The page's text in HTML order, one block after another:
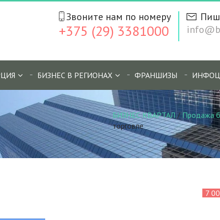
Звоните нам по номеру
+375 (29) 3381000
БИЗНЕС В РЕГИОНАХ ФРАНШИЗЫ
БИЗНЕС КВАРТАЛ / Продажа
торговле
7